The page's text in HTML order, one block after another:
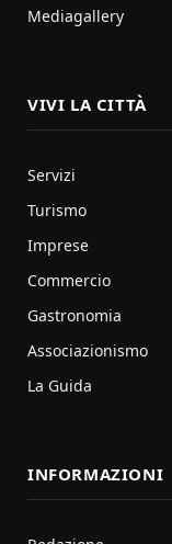
Mediagallery
VIVI LA CITTÀ
Servizi
Turismo
Imprese
Commercio
Gastronomia
Associazionismo
La Guida
INFORMAZIONI